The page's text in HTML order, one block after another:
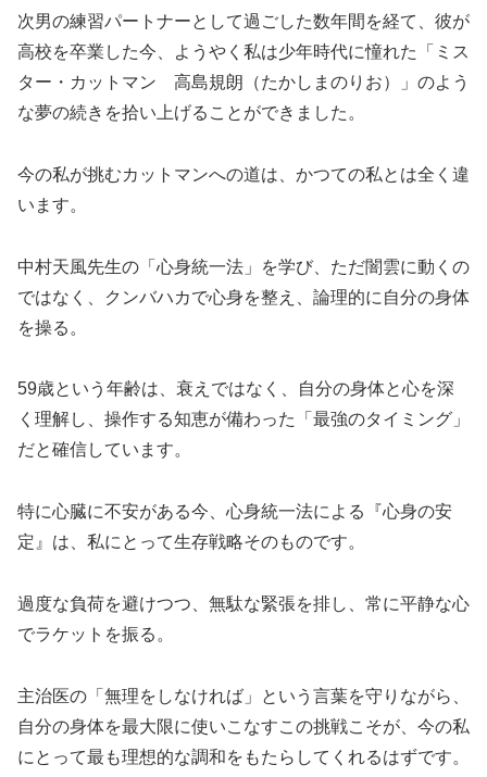
次男の練習パートナーとして過ごした数年間を経て、彼が
高校を卒業した今、ようやく私は少年時代に憧れた「ミス
ター・カットマン 高島規朗（たかしまのりお）」のよう
な夢の続きを拾い上げることができました。
今の私が挑むカットマンへの道は、かつての私とは全く違
います。
中村天風先生の「心身統一法」を学び、ただ闇雲に動くの
ではなく、クンバハカで心身を整え、論理的に自分の身体
を操る。
59歳という年齢は、衰えではなく、自分の身体と心を深
く理解し、操作する知恵が備わった「最強のタイミング」
だと確信しています。
特に心臓に不安がある今、心身統一法による『心身の安
定』は、私にとって生存戦略そのものです。
過度な負荷を避けつつ、無駄な緊張を排し、常に平静な心
でラケットを振る。
主治医の「無理をしなければ」という言葉を守りながら、
自分の身体を最大限に使いこなすこの挑戦こそが、今の私
にとって最も理想的な調和をもたらしてくれるはずです。